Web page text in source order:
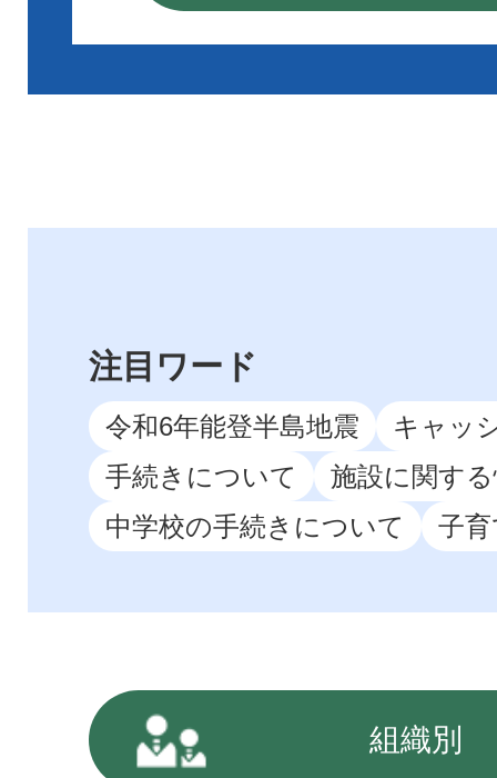
の募集に
注目ワード
令和6年能登半島地震
キャッ
手続きについて
施設に関す
中学校の手続きについて
子
組織別